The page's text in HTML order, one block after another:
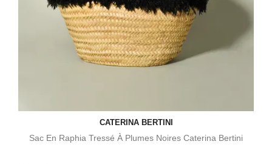
CATERINA BERTINI
Sac En Raphia Tressé À Plumes Noires Caterina Bertini